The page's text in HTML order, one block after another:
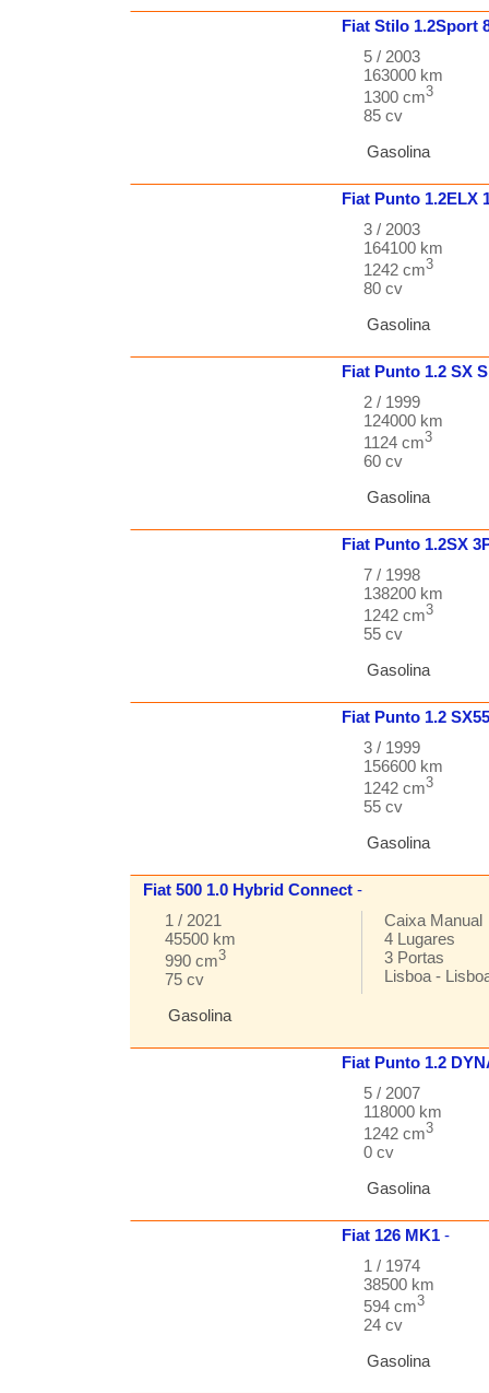
Fiat Stilo 1.2Sport
5 / 2003
163000 km
1300 cm3
85 cv
Gasolina
Fiat Punto 1.2ELX
3 / 2003
164100 km
1242 cm3
80 cv
Gasolina
Fiat Punto 1.2 SX
2 / 1999
124000 km
1124 cm3
60 cv
Gasolina
Fiat Punto 1.2SX
7 / 1998
138200 km
1242 cm3
55 cv
Gasolina
Fiat Punto 1.2
3 / 1999
156600 km
1242 cm3
55 cv
Gasolina
Fiat 500 1.0 Hybrid Connect -
1 / 2021
45500 km
990 cm3
75 cv
Caixa Manual
4 Lugares
3 Portas
Lisboa -
Gasolina
Fiat Punto 1.2
5 / 2007
118000 km
1242 cm3
0 cv
Gasolina
Fiat 126 MK1 -
1 / 1974
38500 km
594 cm3
24 cv
Gasolina